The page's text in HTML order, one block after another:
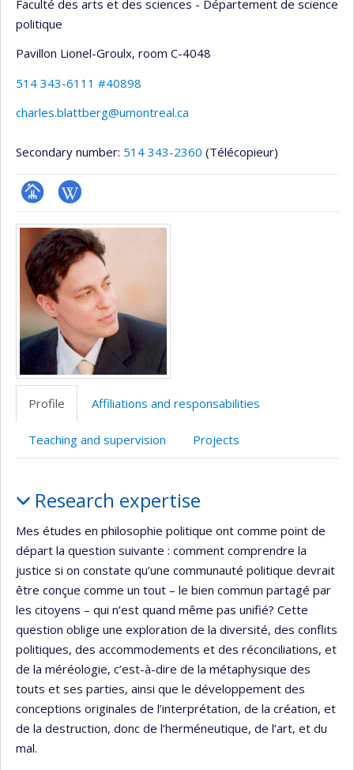
Faculté des arts et des sciences - Département de science
politique
Pavillon Lionel-Groulx, room C-4048
514 343-6111 #40898
charles.blattberg@umontreal.ca
Secondary number: 514 343-2360 (Télécopieur)
Page
professionnelle
(faculté,département,école)
Wiki
Media
Profile Affiliations and responsabilities
Teaching and supervision Projects
Research expertise
Mes études en philosophie politique ont comme point de
départ la question suivante : comment comprendre la
justice si on constate qu’une communauté politique devrait
être conçue comme un tout – le bien commun partagé par
les citoyens – qui n’est quand même pas unifié? Cette
question oblige une exploration de la diversité, des conflits
politiques, des accommodements et des réconciliations, et
de la méréologie, c’est-à-dire de la métaphysique des
touts et ses parties, ainsi que le développement des
conceptions originales de l’interprétation, de la création, et
de la destruction, donc de l’herméneutique, de l’art, et du
mal.